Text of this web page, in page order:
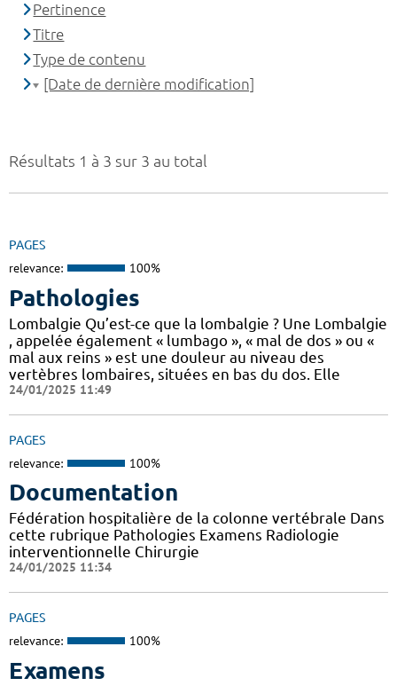
Résultats 1 à 3 sur 3 au total
PAGES
relevance: 100%
Pathologies
Lombalgie Qu’est-ce que la lombalgie ? Une Lombalgie
, appelée également « lumbago », « mal de dos » ou «
mal aux reins » est une douleur au niveau des
vertèbres lombaires, situées en bas du dos. Elle
24/01/2025 11:49
PAGES
relevance: 100%
Documentation
Fédération hospitalière de la colonne vertébrale Dans
cette rubrique Pathologies Examens Radiologie
interventionnelle Chirurgie
24/01/2025 11:34
PAGES
relevance: 100%
Examens
Pertinence
Titre
Type de contenu
[Date de dernière modification]